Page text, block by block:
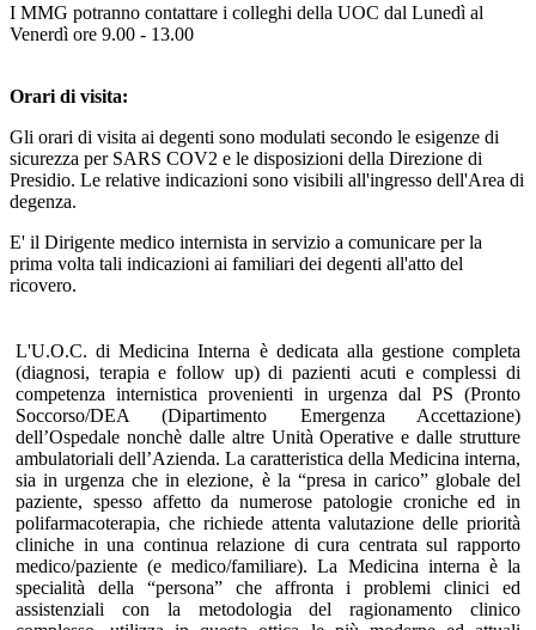
I MMG potranno contattare i colleghi della UOC dal Lunedì al
Venerdì ore 9.00 - 13.00
Orari di visita:
Gli orari di visita ai degenti sono modulati secondo le esigenze di
sicurezza per SARS COV2 e le disposizioni della Direzione di
Presidio. Le relative indicazioni sono visibili all'ingresso dell'Area di
degenza.
E' il Dirigente medico internista in servizio a comunicare per la
prima volta tali indicazioni ai familiari dei degenti all'atto del
ricovero.
L'U.O.C. di Medicina Interna è dedicata alla gestione completa
(diagnosi, terapia e follow up) di pazienti acuti e complessi di
competenza internistica provenienti in urgenza dal PS (Pronto
Soccorso/DEA (Dipartimento Emergenza Accettazione)
dell’Ospedale nonchè dalle altre Unità Operative e dalle strutture
ambulatoriali dell’Azienda. La caratteristica della Medicina interna,
sia in urgenza che in elezione, è la “presa in carico” globale del
paziente, spesso affetto da numerose patologie croniche ed in
polifarmacoterapia, che richiede attenta valutazione delle priorità
cliniche in una continua relazione di cura centrata sul rapporto
medico/paziente (e medico/familiare). La Medicina interna è la
specialità della “persona” che affronta i problemi clinici ed
assistenziali con la metodologia del ragionamento clinico